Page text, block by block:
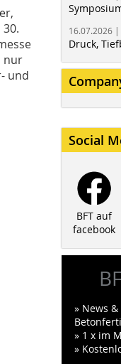
nur
und
16.07.2026 |
Druck,
Social
BFT auf
facebook
» News
» 1 x im
»